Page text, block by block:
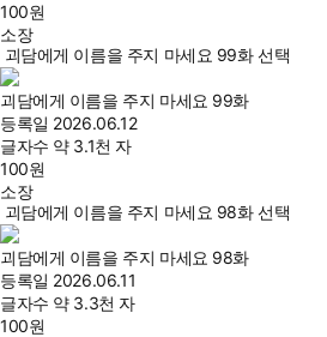
100원
소장
괴담에게 이름을 주지 마세요 99화 선택
괴담에게 이름을 주지 마세요 99화
등록일 2026.06.12
글자수 약 3.1천 자
100원
소장
괴담에게 이름을 주지 마세요 98화 선택
괴담에게 이름을 주지 마세요 98화
등록일 2026.06.11
글자수 약 3.3천 자
100원